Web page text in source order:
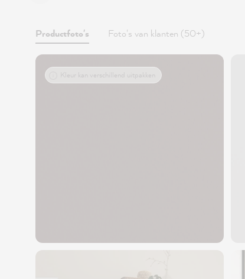
Productfoto's Foto's van klanten (50+)
Kleur kan verschillend uitpakken